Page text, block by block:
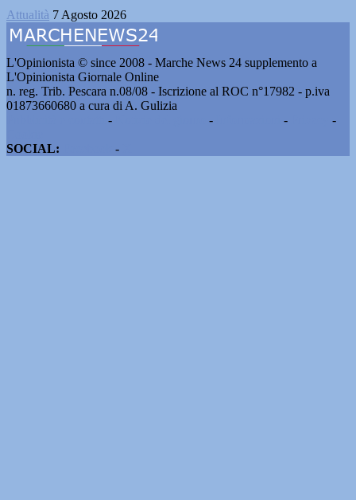
Attualità 7 Agosto 2026
L'Opinionista © since 2008 - Marche News 24 supplemento a
L'Opinionista Giornale Online
n. reg. Trib. Pescara n.08/08 - Iscrizione al ROC n°17982 - p.iva
01873660680 a cura di A. Gulizia
- - -
-
SOCIAL:
-